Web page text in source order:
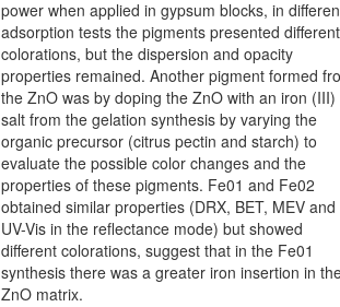
power when applied in gypsum blocks, in
adsorption tests the pigments presented different
colorations, but the dispersion and opacity
properties remained. Another pigment formed
the ZnO was by doping the ZnO with an iron (III)
salt from the gelation synthesis by varying the
organic precursor (citrus pectin and starch) to
evaluate the possible color changes and the
properties of these pigments. Fe01 and Fe02
obtained similar properties (DRX, BET, MEV and
UV-Vis in the reflectance mode) but showed
different colorations, suggest that in the Fe01
synthesis there was a greater iron insertion in
ZnO matrix.